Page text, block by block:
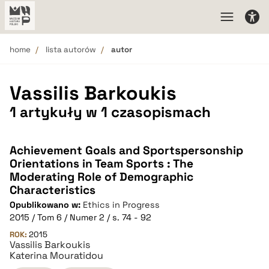
home lista autorów autor
Vassilis Barkoukis
1 artykuły w 1 czasopismach
Achievement Goals and Sportspersonship
Orientations in Team Sports : The
Moderating Role of Demographic
Characteristics
Opublikowano w: Ethics in Progress
2015 / Tom 6 / Numer 2 / s. 74 - 92
ROK: 2015
Vassilis Barkoukis
Katerina Mouratidou